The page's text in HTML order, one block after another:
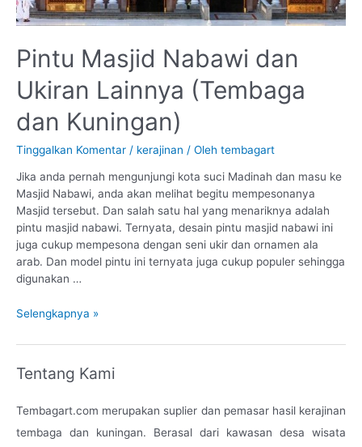
Pintu Masjid Nabawi dan
Ukiran Lainnya (Tembaga
dan Kuningan)
Tinggalkan Komentar / kerajinan / Oleh tembagart
Jika anda pernah mengunjungi kota suci Madinah dan masu ke
Masjid Nabawi, anda akan melihat begitu mempesonanya
Masjid tersebut. Dan salah satu hal yang menariknya adalah
pintu masjid nabawi. Ternyata, desain pintu masjid nabawi ini
juga cukup mempesona dengan seni ukir dan ornamen ala
arab. Dan model pintu ini ternyata juga cukup populer sehingga
digunakan …
Selengkapnya »
Tentang Kami
Tembagart.com merupakan suplier dan pemasar hasil kerajinan
tembaga dan kuningan. Berasal dari kawasan desa wisata